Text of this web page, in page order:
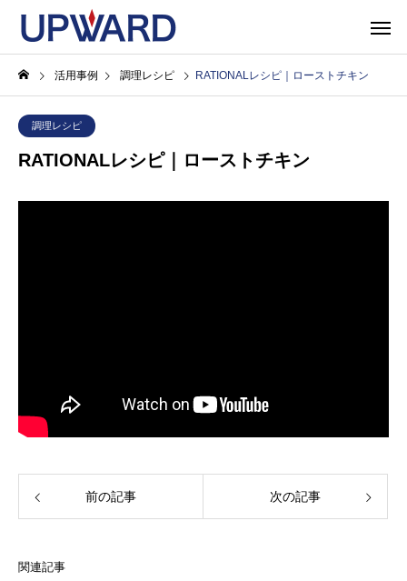
活用事例 調理レシピ RATIONALレシピ｜ローストチキン
調理レシピ
RATIONALレシピ｜ローストチキン
前の記事 次の記事
関連記事